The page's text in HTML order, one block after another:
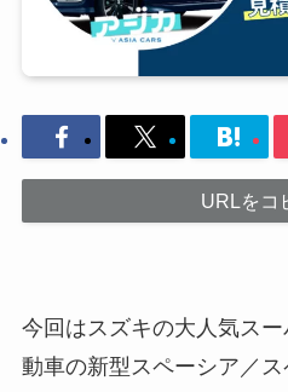
URLをコ
今回はスズキの大人気ス
動車の新型スペーシア／